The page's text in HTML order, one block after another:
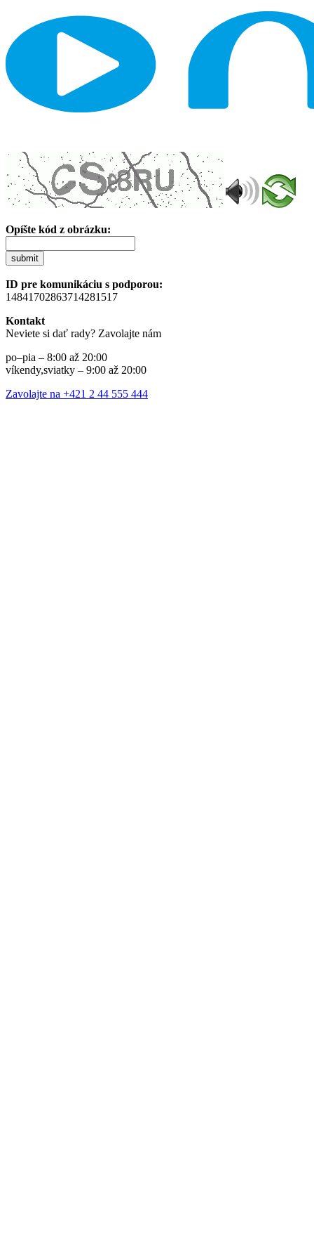
Opíšte kód z obrázku:
submit
ID pre komunikáciu s podporou:
14841702863714281517
Kontakt
Neviete si dať rady? Zavolajte nám
po–pia – 8:00 až 20:00
víkendy,sviatky – 9:00 až 20:00
Zavolajte na +421 2 44 555 444